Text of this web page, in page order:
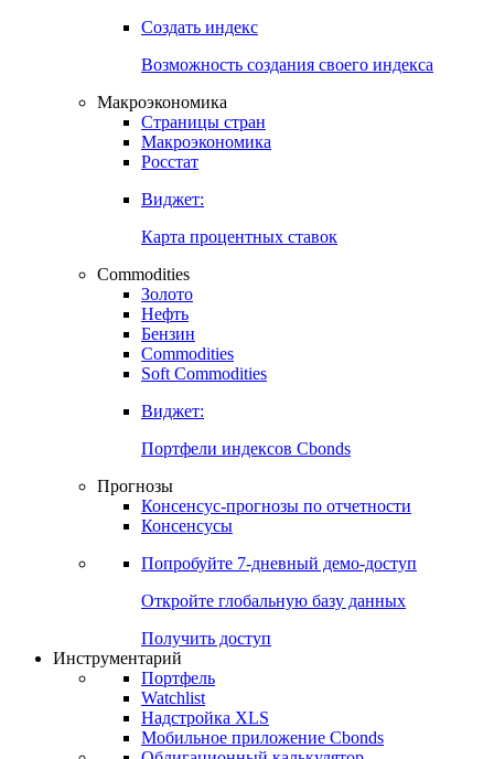
Создать индекс
Возможность создания своего индекса
Макроэкономика
Страницы стран
Макроэкономика
Росстат
Виджет:
Карта процентных ставок
Commodities
Золото
Нефть
Бензин
Commodities
Soft Commodities
Виджет:
Портфели индексов Cbonds
Прогнозы
Консенсус-прогнозы по отчетности
Консенсусы
Попробуйте 7-дневный демо-доступ
Откройте глобальную базу данных
Получить доступ
Инструментарий
Портфель
Watchlist
Надстройка XLS
Мобильное приложение Cbonds